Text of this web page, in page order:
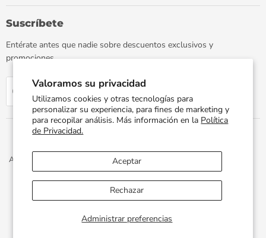
Valoramos su privacidad
Utilizamos cookies y otras tecnologías para
personalizar su experiencia, para fines de marketing y
para recopilar análisis. Más información en la Política
de Privacidad.
Administrar preferencias
Aceptar
Rechazar
FacebookInstagramLinkedInTikTokWhatsApp
YouTube
Suscríbete
Entérate antes que nadie sobre descuentos exclusivos y
promociones.
Correo electrónico
Aviso de Privacidad Términos y Condiciones
Facturación Electrónica
Preguntas Frecuentes
Términos del servicio
Política de reembolso
Propiedad artística © 2026 PLOMERIA UNIVERSAL.
Desarrollado porXphere Tech